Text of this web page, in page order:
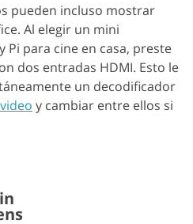
pueden incluso mostrar
Al elegir un mini
para cine en casa, preste
dos entradas HDMI. Esto le
un decodificador
y cambiar entre ellos si